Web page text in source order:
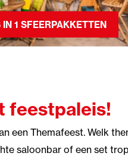
1 SFEERPAKKETTEN
feestpaleis!
een Themafeest. Welk
saloonbar of een set